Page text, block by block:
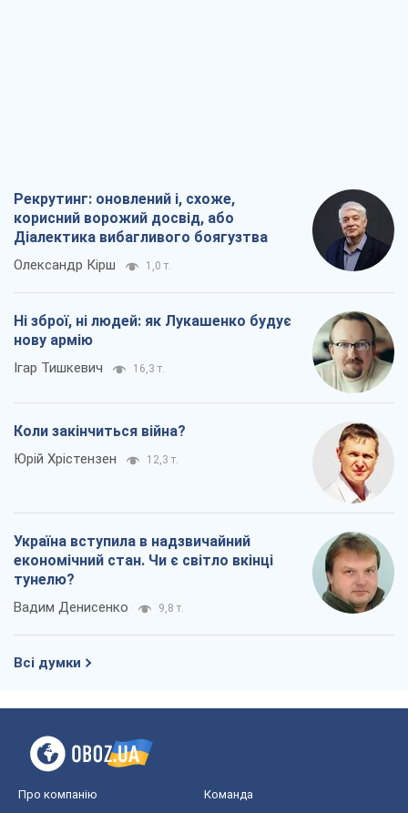
Рекрутинг: оновлений і, схоже,
корисний ворожий досвід, або
Діалектика вибагливого боягузтва
Олександр Кірш 1,0 т.
Ні зброї, ні людей: як Лукашенко будує
нову армію
Ігар Тишкевич 16,3 т.
Коли закінчиться війна?
Юрій Хрістензен 12,3 т.
Україна вступила в надзвичайний
економічний стан. Чи є світло вкінці
тунелю?
Вадим Денисенко 9,8 т.
Всі думки
Про компанію Команда